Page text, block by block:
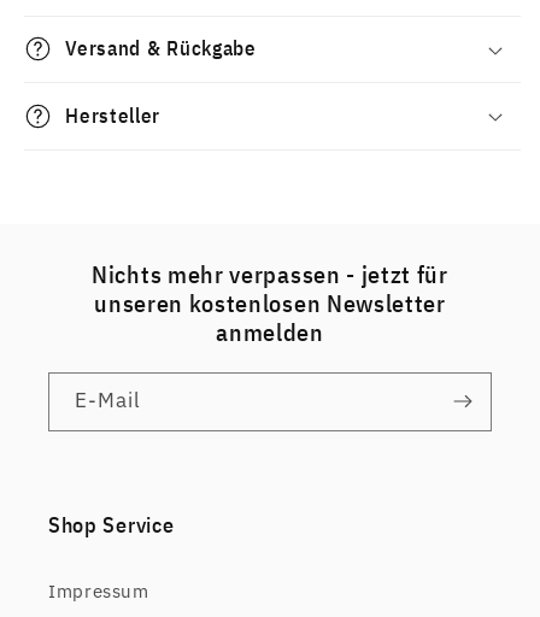
Versand & Rückgabe
Hersteller
Nichts mehr verpassen - jetzt für
unseren kostenlosen Newsletter
anmelden
E-Mail
Shop Service
Impressum